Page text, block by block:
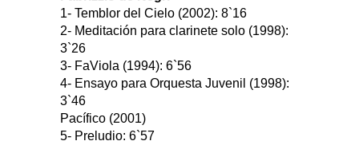
1- Temblor del Cielo (2002): 8`16
2- Meditación para clarinete solo (1998):
3`26
3- FaViola (1994): 6`56
4- Ensayo para Orquesta Juvenil (1998):
3`46
Pacífico (2001)
5- Preludio: 6`57